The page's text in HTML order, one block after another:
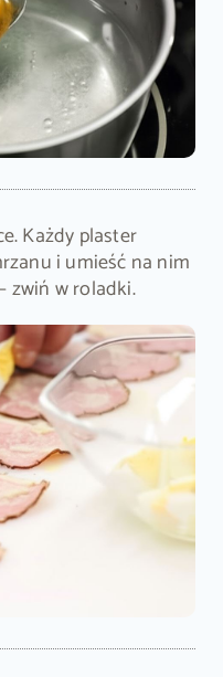
Każdy plaster
i umieść na nim
zwiń w roladki.